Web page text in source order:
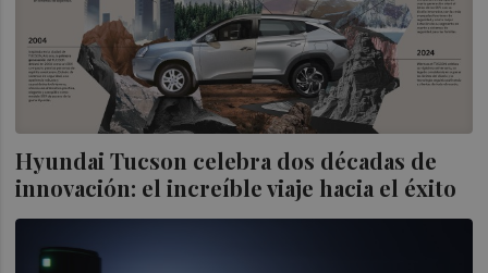
Hyundai Tucson celebra dos décadas de
innovación: el increíble viaje hacia el éxito